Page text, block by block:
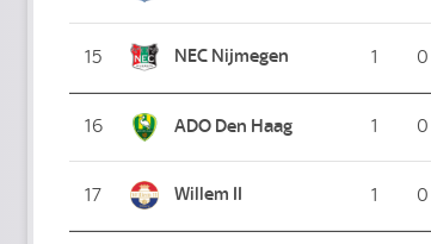
15 NEC Nijmegen 1 0
16 ADO Den Haag 1 0
17 Willem II 1 0